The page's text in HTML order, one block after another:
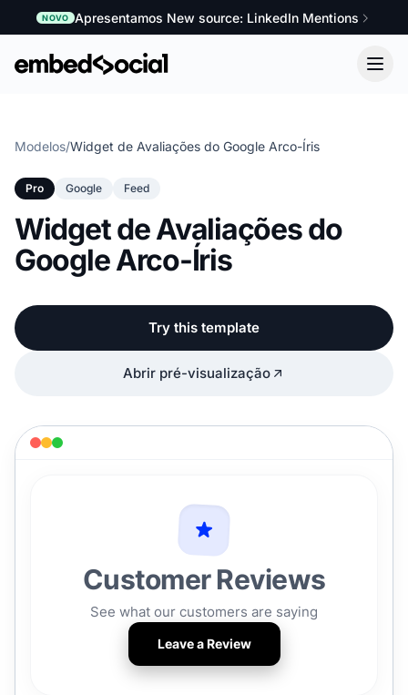
NOVO Apresentamos New source: LinkedIn Mentions
Modelos/Widget de Avaliações do Google Arco-Íris
Pro Google Feed
Widget de Avaliações do
Google Arco-Íris
Try this template
Abrir pré-visualização